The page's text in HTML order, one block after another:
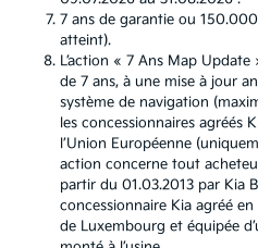
7 ans de garantie ou
atteint).
L’action « 7 Ans Map
de 7 ans, à une mise à jour
système de navigation
les concessionnaires agréés
l’Union Européenne
action concerne tout
partir du 01.03.2013 par Kia
concessionnaire Kia agréé
de Luxembourg et équipée